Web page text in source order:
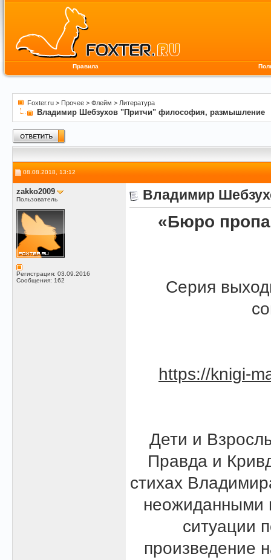
Правила
Foxter.ru > Прочее > Флейм > Литература
Владимир Шебзухов "Притчи" философия, размышление
08.08.2018, 13:12
zakko2009
Пользователь
Регистрация: 03.09.2016
Сообщения: 162
Владимир
«Бюро
Серия
https://knigi-
Дети и
Правда и
стихах
неожиданными
ситуации
произведение